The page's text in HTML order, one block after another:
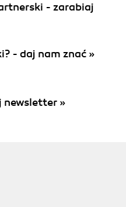
- zarabiaj
- daj nam znać »
newsletter »